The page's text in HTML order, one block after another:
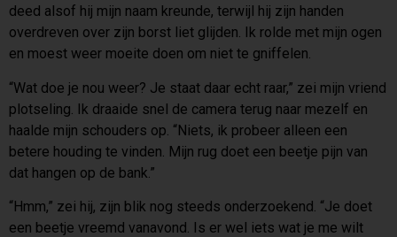
deed alsof hij mijn naam kreunde, terwijl hij zijn handen
overdreven over zijn borst liet glijden. Ik rolde met mijn ogen
en moest weer moeite doen om niet te gniffelen.
“Wat doe je nou weer? Je staat daar echt raar,” zei mijn vriend
plotseling. Ik draaide snel de camera terug naar mezelf en
haalde mijn schouders op. “Niets, ik probeer alleen een
betere houding te vinden. Mijn rug doet een beetje pijn van
dat hangen op de bank.”
“Hmm,” zei hij, zijn blik nog steeds onderzoekend. “Je doet
een beetje vreemd vanavond. Is er wel iets wat je me wilt